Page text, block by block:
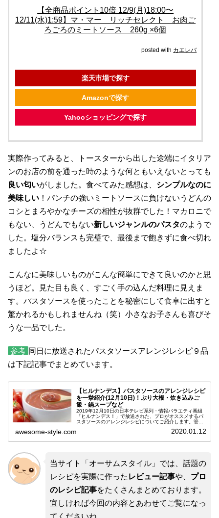
【全商品ポイント10倍 12/9(月)18:00〜
12/11(水)1:59】マ・マー リッチセレクト お肉ご
ろごろのミートソース 260g ×6個
posted with カエレバ
楽天市場で探す
Amazonで探す
Yahooショッピングで探す
実際作ってみると、トースターから出した途端にイタリア
ンのお店の前を通った時のような何ともいえないとっても
良い匂いがしました。食べてみた感想は、 シンプルなのに
美味しい ！パンチの強いミートソースに負けないうどんの
コシとまろやかなチーズの相性が抜群でした！マカロニで
もない、うどんでもない新しいジャンルのパスタのようで
した。塩分バランスも完璧で、最後まで飽きずに食べ切れ
ましたよ☆
こんなに美味しいものがこんな簡単にできて良いのかと思
うほど。見た目も良く、すごく手の込んだ料理に見えま
す。パスタソースを使ったことを秘密にして食卓に出すと
驚かれるかもしれませんね（笑）小さなお子さんも喜びそ
うな一品でした。
参考 同日に放送されたパスタソースアレンジレシピ９品
は下記記事でまとめています。
【ヒルナンデス】パスタソースのアレンジレシピ
を一挙紹介(12月10日)！ぶり大根・炊き込みご
飯・鍋スープなど
2019年12月10日の日本テレビ系列・情報バラエティ番組
「ヒルナンデス！」で放送された、プロがオススメするパ
スタソースのアレンジレシピについてご紹介します。管理
awesome-style.com 2020.01.12
当サイト「オーサムスタイル」では、話題の
レシピを実際に作った レビュー記事や、 プロ
のレシピ記事をたくさんまとめております。
宜しければ今回の内容とあわせてご覧になっ
てくださいね。